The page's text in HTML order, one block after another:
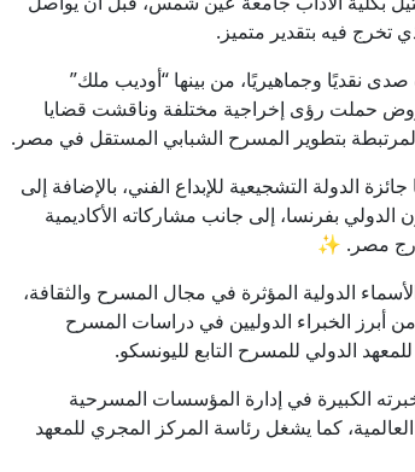
تخرج فيه بتقدير متميز.
نقديًا وجماهيريًا، من بينها “أوديب ملك”
حملت رؤى إخراجية مختلفة وناقشت قضايا
بتطوير المسرح الشبابي المستقل في مصر.
الدولة التشجيعية للإبداع الفني، بالإضافة إلى
بفرنسا، إلى جانب مشاركاته الأكاديمية
مصر. ✨
الدولية المؤثرة في مجال المسرح والثقافة،
أبرز الخبراء الدوليين في دراسات المسرح
الدولي للمسرح التابع لليونسكو.
الكبيرة في إدارة المؤسسات المسرحية
كما يشغل رئاسة المركز المجري للمعهد